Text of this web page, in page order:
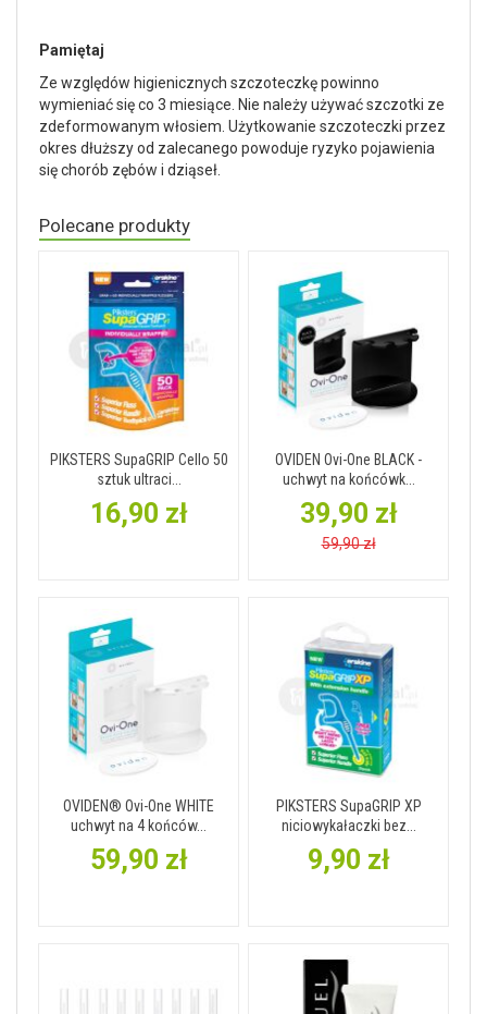
Pamiętaj
Ze względów higienicznych szczoteczkę powinno
wymieniać się co 3 miesiące. Nie należy używać szczotki ze
zdeformowanym włosiem. Użytkowanie szczoteczki przez
okres dłuższy od zalecanego powoduje ryzyko pojawienia
się chorób zębów i dziąseł.
Polecane produkty
PIKSTERS SupaGRIP Cello 50
sztuk ultraci...
16,90 zł
OVIDEN Ovi-One BLACK -
uchwyt na końcówk...
39,90 zł
59,90 zł
OVIDEN® Ovi-One WHITE
uchwyt na 4 końców...
59,90 zł
PIKSTERS SupaGRIP XP
niciowykałaczki bez...
9,90 zł